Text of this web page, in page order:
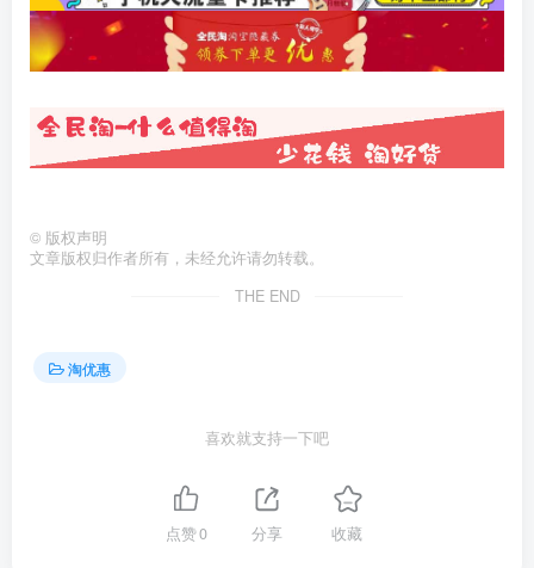
© 版权声明
文章版权归作者所有，未经允许请勿转载。
THE END
淘优惠
喜欢就支持一下吧
点赞0 分享 收藏